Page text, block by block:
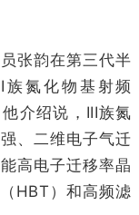
张韵在第三代半
族氮化物基射频
介绍说，III族氮
、二维电子气迁
高电子迁移率晶
HBT）和高频滤